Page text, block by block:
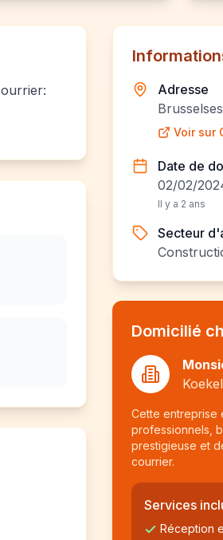
Adresse
Voir sur
Date de
02/02/
Il y a 2 ans
Secteur
Domicilié
Cette entreprise
professionnels,
prestigieuse et
courrier.
Services
Réception